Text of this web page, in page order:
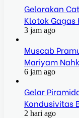
Gelorakan
Klotok Gagas
3 jam ago
Muscab
Mariyam
6 jam ago
Gelar
Kondusivitas
2 hari ago